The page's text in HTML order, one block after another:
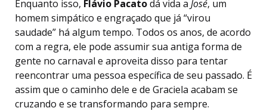
Enquanto isso, Flávio Pacatodá vida a José, um
homem simpático e engraçado que já “virou
saudade” há algum tempo. Todos os anos, de acordo
com a regra, ele pode assumir sua antiga forma de
gente no carnaval e aproveita disso para tentar
reencontrar uma pessoa específica de seu passado. É
assim que o caminho dele e de Graciela acabam se
cruzando e se transformando para sempre.